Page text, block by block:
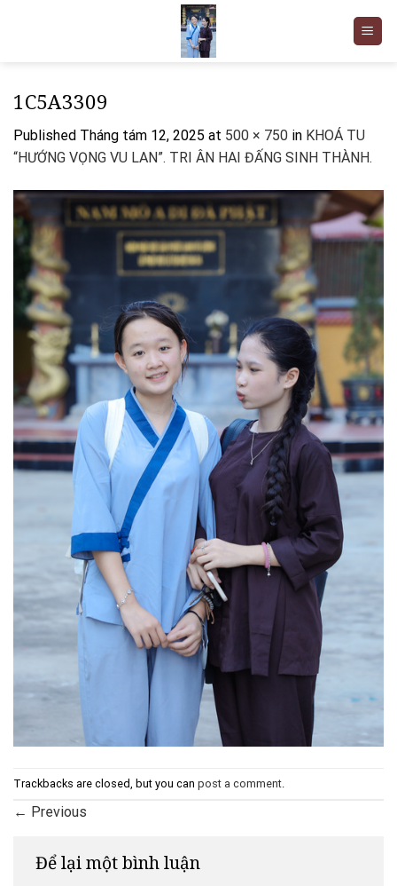
1C5A3309
Published Tháng tám 12, 2025 at 500 × 750 in KHOÁ TU
“HƯỚNG VỌNG VU LAN”. TRI ÂN HAI ĐẤNG SINH THÀNH.
Trackbacks are closed, but you can post a comment
← Previous
Để lại một bình luận